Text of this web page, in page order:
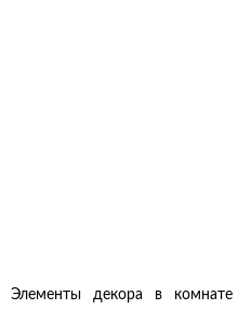
Элементы декора в